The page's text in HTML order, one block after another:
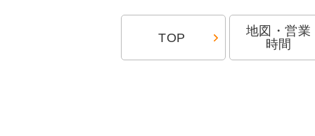
TOP
地図・営業
時間